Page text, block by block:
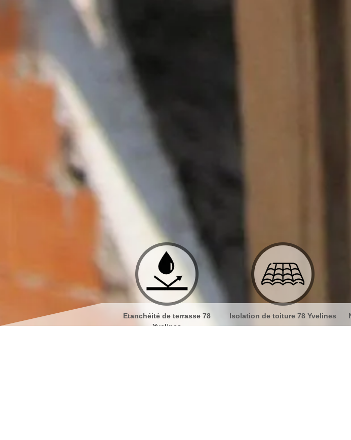
Etanchéité de terrasse 78
Yvelines
Isolation de toiture 78 Yvelines
Nettoyage et démoussage de
toiture 78